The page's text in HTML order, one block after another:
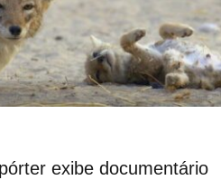
exibe documentário